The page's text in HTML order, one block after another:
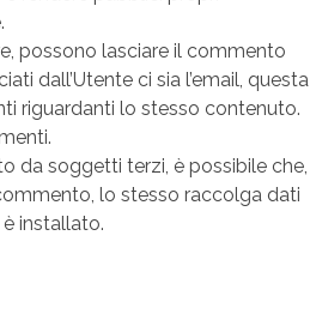
possono lasciare il commento
dall’Utente ci sia l’email, questa
riguardanti lo stesso contenuto.
da soggetti terzi, è possibile che,
lo stesso raccolga dati
installato.